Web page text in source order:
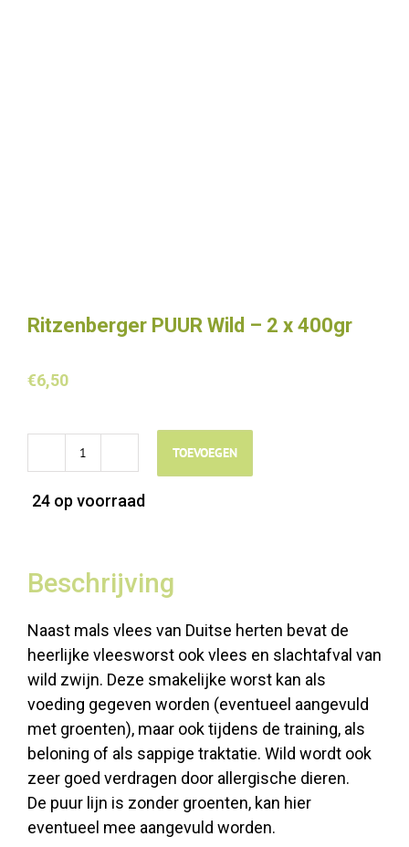
Ritzenberger PUUR Wild – 2 x 400gr
€6,50
24 op voorraad
Ritzenberger
Wild
x
aantal
TOEVOEGEN
Beschrijving
Naast mals vlees van Duitse herten bevat de
heerlijke vleesworst ook vlees en slachtafval van
wild zwijn. Deze smakelijke worst kan als
voeding gegeven worden (eventueel aangevuld
met groenten), maar ook tijdens de training, als
beloning of als sappige traktatie. Wild wordt ook
zeer goed verdragen door allergische dieren.
De puur lijn is zonder groenten, kan hier
eventueel mee aangevuld worden.